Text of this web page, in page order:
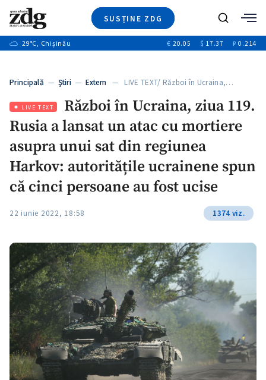
SUSȚINE ZDG
Ştiri
+6
Video
Special
+1
+1+2
Caută
29°C, Chișinău € 20.05 $ 17.37 ₽ 0.214
Principală — Ştiri — Extern — LIVE TEXT/ Război în Ucraina,…
LIVE TEXT
Război în Ucraina, ziua 119.
Rusia a lansat un atac cu mortiere
asupra unui sat din regiunea
Harkov: autoritățile ucrainene spun
că cinci persoane au fost ucise
22 iunie 2022, 18:58 1374 viz.